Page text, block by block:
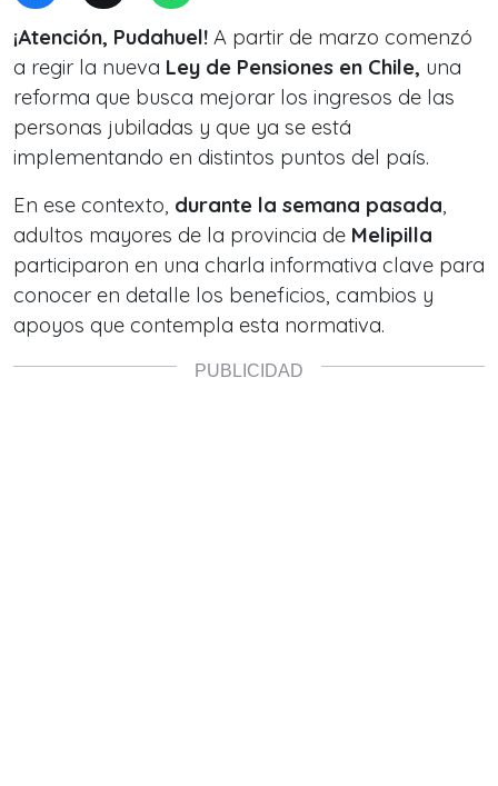
¡Atención, Pudahuel! A partir de marzo comenzó
a regir la nueva Ley de Pensiones en Chile, una
reforma que busca mejorar los ingresos de las
personas jubiladas y que ya se está
implementando en distintos puntos del país.
En ese contexto, durante la semana pasada,
adultos mayores de la provincia de Melipilla
participaron en una charla informativa clave para
conocer en detalle los beneficios, cambios y
apoyos que contempla esta normativa.